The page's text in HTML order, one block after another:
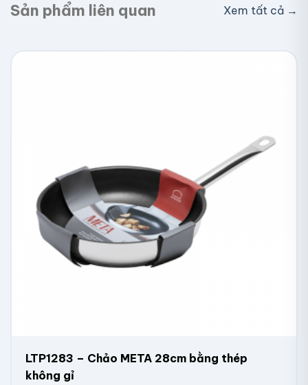
Sản phẩm liên quan Xem tất cả →
LTP1283 – Chảo META 28cm bằng thép
không gỉ